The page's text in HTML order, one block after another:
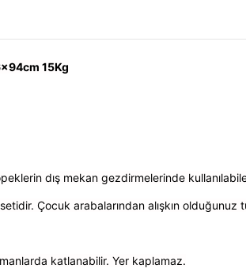
15Kg
dış mekan gezdirmelerinde
Çocuk arabalarından alışkın olduğunuz
katlanabilir. Yer kaplamaz.